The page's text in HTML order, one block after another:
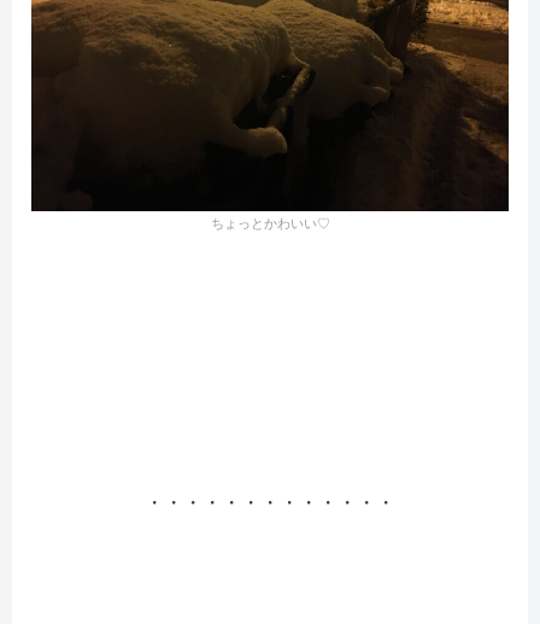
ちょっとかわいい♡
・・・・・・・・・・・・・